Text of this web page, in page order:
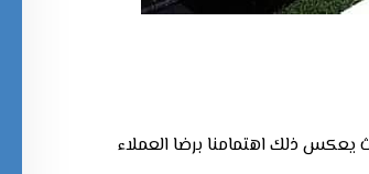
يعكس ذلك اهتمامنا برضا العملاء